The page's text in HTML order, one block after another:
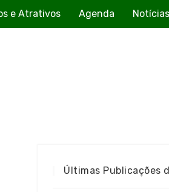
e Atrativos Agenda Notícias
Últimas Publicações